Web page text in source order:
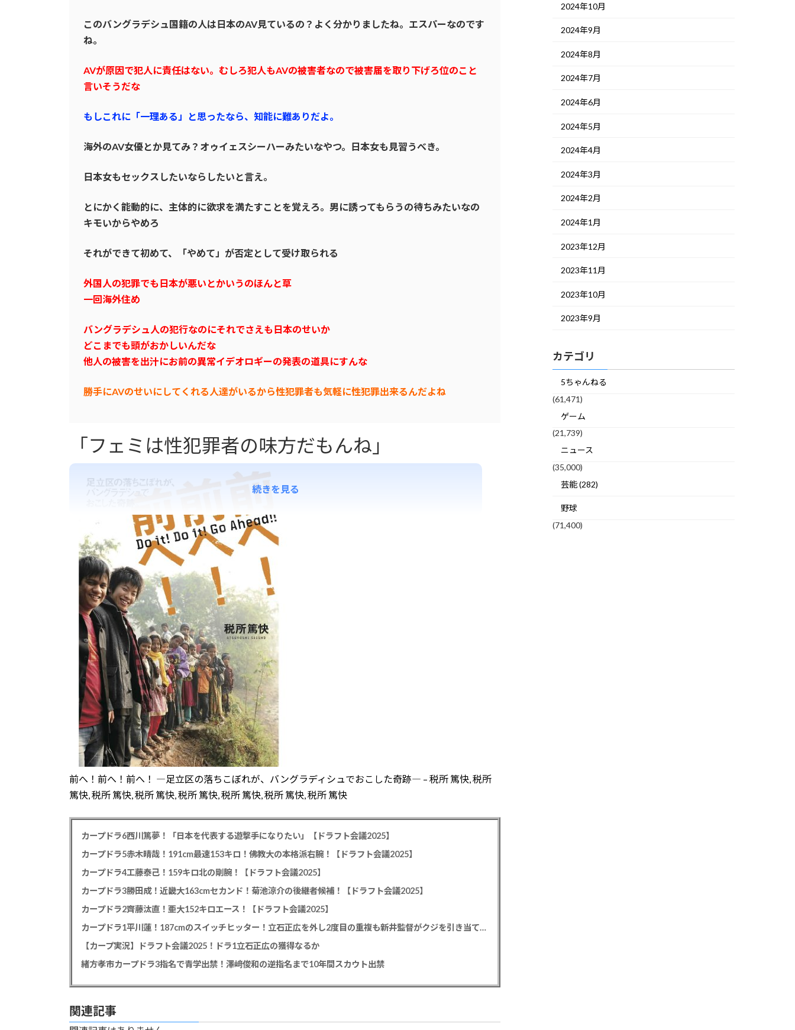
このバングラデシュ国籍の人は日本のAV見ているの？よく分かりましたね。エスパーなのです
ね。
AVが原因で犯人に責任はない。むしろ犯人もAVの被害者なので被害届を取り下げろ位のこと
言いそうだな
もしこれに「一理ある」と思ったなら、知能に難ありだよ。
海外のAV女優とか見てみ？オゥイェスシーハーみたいなやつ。日本女も見習うべき。
日本女もセックスしたいならしたいと言え。
とにかく能動的に、主体的に欲求を満たすことを覚えろ。男に誘ってもらうの待ちみたいなの
キモいからやめろ
それができて初めて、「やめて」が否定として受け取られる
外国人の犯罪でも日本が悪いとかいうのほんと草
一回海外住め
バングラデシュ人の犯行なのにそれでさえも日本のせいか
どこまでも頭がおかしいんだな
他人の被害を出汁にお前の異常イデオロギーの発表の道具にすんな
勝手にAVのせいにしてくれる人達がいるから性犯罪者も気軽に性犯罪出来るんだよね
「フェミは性犯罪者の味方だもんね」
前へ！前へ！前へ！ ―足立区の落ちこぼれが、バングラディシュでおこした奇跡― – 税所 篤快, 税所
篤快, 税所 篤快, 税所 篤快, 税所 篤快, 税所 篤快, 税所 篤快, 税所 篤快
続きを見る
カープドラ6西川篤夢！「日本を代表する遊撃手になりたい」【ドラフト会議2025】
カープドラ5赤木晴哉！191cm最速153キロ！佛教大の本格派右腕！【ドラフト会議2025】
カープドラ4工藤泰己！159キロ北の剛腕！【ドラフト会議2025】
カープドラ3勝田成！近畿大163cmセカンド！菊池涼介の後継者候補！【ドラフト会議2025】
カープドラ2齊藤汰直！亜大152キロエース！【ドラフト会議2025】
カープドラ1平川蓮！187cmのスイッチヒッター！立石正広を外し2度目の重複も新井監督がクジを引き当てる！【ドラフト会議2025】
【カープ実況】ドラフト会議2025！ドラ1立石正広の獲得なるか
緒方孝市カープドラ3指名で青学出禁！澤﨑俊和の逆指名まで10年間スカウト出禁
関連記事
2024年10月
2024年9月
2024年8月
2024年7月
2024年6月
2024年5月
2024年4月
2024年3月
2024年2月
2024年1月
2023年12月
2023年11月
2023年10月
2023年9月
カテゴリ
5ちゃんねる
(61,471)
ゲーム
(21,739)
ニュース
(35,000)
芸能 (282)
野球
(71,400)